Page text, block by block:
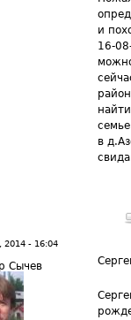
и
16-
в
2014 - 16:04
Сычев